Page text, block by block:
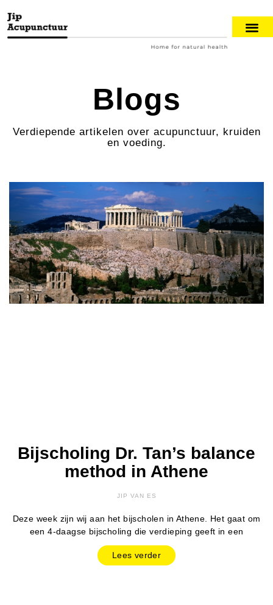
Blogs
Verdiepende artikelen over acupunctuur, kruiden
en voeding.
Bijscholing Dr. Tan’s balance
method in Athene
JIP VAN ES
Deze week zijn wij aan het bijscholen in Athene. Het gaat om
een 4-daagse bijscholing die verdieping geeft in een
Lees verder